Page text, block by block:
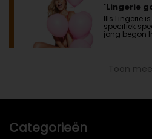
'Lingerie
Ills Lingerie
specifiek
jong begon
Toon
Categorieën